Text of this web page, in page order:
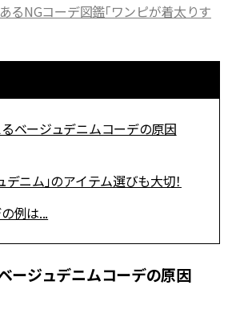
るNGコーデ図鑑「ワンピが着太りす
ベージュデニムコーデの原因
デニム」のアイテム選びも大切！
例は...
ージュデニムコーデの原因